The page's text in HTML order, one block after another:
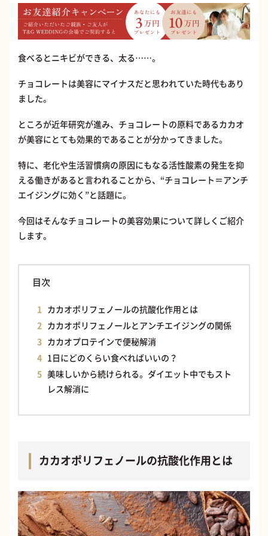
食べるとニキビができる、太る……。
チョコレートは美容にマイナスだと思われていた時代もあり
ました。
ところが近年研究が進み、チョコレートの原料であるカカオ
が美容にとても効果的であることが分かってきました。
特に、老化や生活習慣病の原因にもなる活性酸素の発生を抑
える働きがあると言われることから、“チョコレート＝アンチ
エイジングに効く”と話題に。
今回はそんなチョコレートの美容効果について詳しくご紹介
します。
目次
カカオポリフェノールの抗酸化作用とは
カカオポリフェノールとアンチエイジングの関係
カカオプロテインで便秘解消
1日にどのくらい食べればいいの？
美味しいから続けられる。ダイエット中でもスト
レス解消に
カカオポリフェノールの抗酸化作用とは